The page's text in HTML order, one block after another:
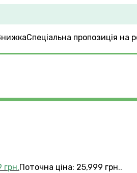
Спеціальна пропозиція на
грн.Поточна ціна: 25,999 грн..